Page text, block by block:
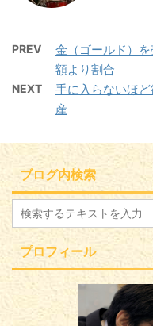
PREV
金（ゴールド）
額より割合
NEXT
手に入らないほ
産
ブログ内検索
プロフィール